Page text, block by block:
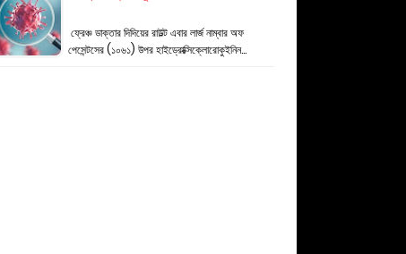
ফ্রেঞ্চ ডাক্তার দিদিয়ের রাউল্ট এবার লার্জ নাম্বার অফ
পেসেন্টসের (১০৬১) উপর হাইড্রোক্সিক্লোরোকুইনিন…